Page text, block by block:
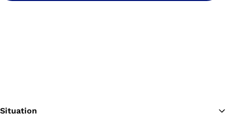
Situation